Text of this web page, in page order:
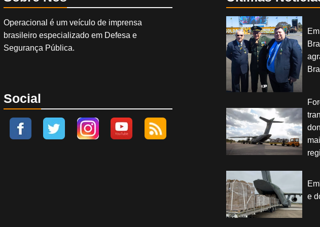
Operacional é um veículo de imprensa
brasileiro especializado em Defesa e
Segurança Pública.
Social
e